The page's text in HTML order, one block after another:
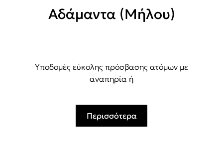
Αδάμαντα (Μήλου)
Υποδομές εύκολης πρόσβασης ατόμων με
αναπηρία ή
Περισσότερα